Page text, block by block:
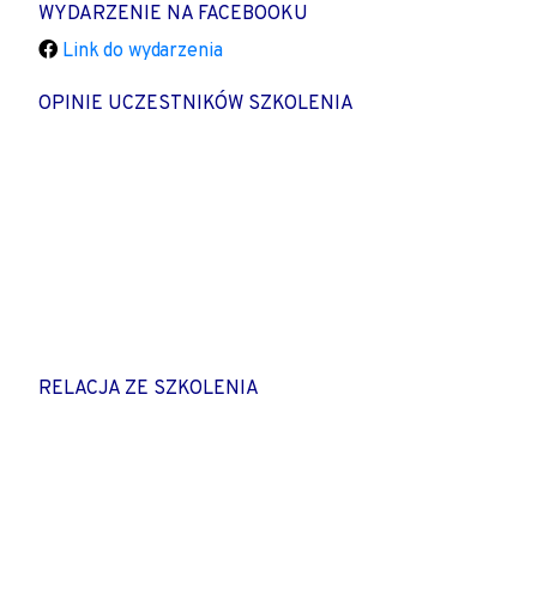
WYDARZENIE NA FACEBOOKU
Link do wydarzenia
OPINIE UCZESTNIKÓW SZKOLENIA
RELACJA ZE SZKOLENIA